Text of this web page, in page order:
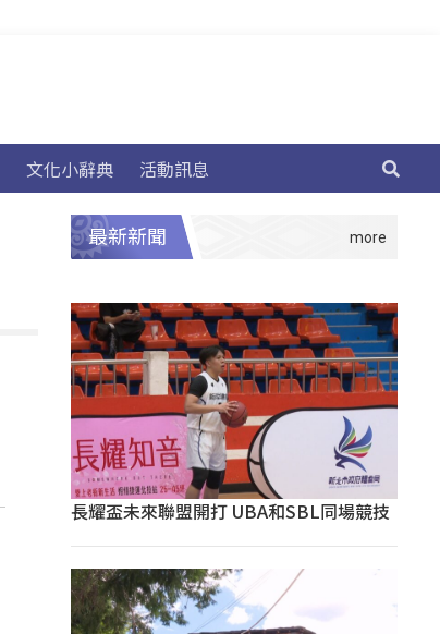
文化小辭典 活動訊息
最新新聞
長耀盃未來聯盟開打 UBA和SBL同場競技